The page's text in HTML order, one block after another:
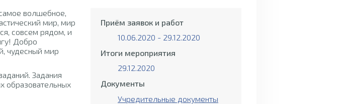
волшебное,
мир, мир
совсем рядом, и
Добро
чудесный мир
Задания
образовательных
Приём заявок и работ
10.06.2020 - 29.12.2020
Итоги мероприятия
29.12.2020
Документы
Учредительные документы